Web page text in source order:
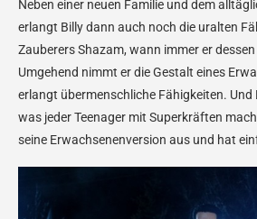
Neben einer neuen Familie und dem
erlangt Billy dann auch noch die uralten
Zauberers Shazam, wann immer er
Umgehend nimmt er die Gestalt eines
erlangt übermenschliche Fähigkeiten.
was jeder Teenager mit Superkräften
seine Erwachsenenversion aus und hat